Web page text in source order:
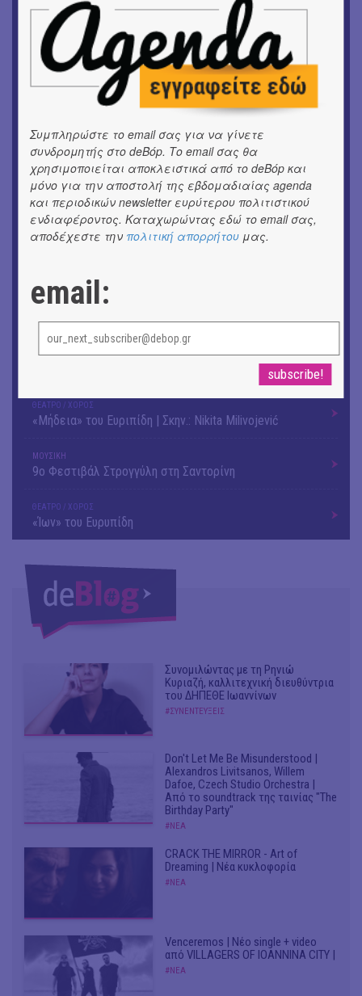
16o Samos Young Artists Festival
ΜΟΥΣΙΚΗ
Το 6ο Kournos Music Festival στη Λήμνο
«ΑΗ ΛΑΟΣ» | Ένα σκηνικό ρέκβιεμ για την ήττα ενός
λαού
ΕΙΚΑΣΤΙΚΑ
Ομαδική έκθεση | Προσωρινά για Πάντα
ΕΙΚΑΣΤΙΚΑ
Αργύρης Ραλλιάς | Λιτανεία
Θανάσης Λάλας-Κώστας Τσόκλης - Συνομιλώντας με
εικόνες και λέξεις
ΚΙΝ/ΦΟΣ
Οι γαλλικές ταινίες του 16ου Athens Open Air Film
ΘΕΑΤΡΟ / ΧΟΡΟΣ
«Μήδεια» του Ευριπίδη | Σκην.: Nikita Milivojević
ΜΟΥΣΙΚΗ
9o Φεστιβάλ Στρογγύλη στη Σαντορίνη
ΘΕΑΤΡΟ / ΧΟΡΟΣ
«Ίων» του Ευρυπίδη
Συνομιλώντας με τη Ρηνιώ
Κυριαζή, καλλιτεχνική διευθύντρια
του ΔΗΠΕΘΕ Ιωαννίνων
#ΣΥΝΕΝΤΕΥΞΕΙΣ
Don't Let Me Be Misunderstood |
Alexandros Livitsanos, Willem
Dafoe, Czech Studio Orchestra |
Από το soundtrack της ταινίας "The
Birthday Party"
#ΝΕΑ
CRACK THE MIRROR - Art of
Dreaming | Νέα κυκλοφορία
#ΝΕΑ
Venceremos | Νέο single + video
από VILLAGERS OF IOANNINA CITY |
#ΝΕΑ
Συμπληρώστε το email σας για να γίνετε
συνδρομητής στο deBόp. Το email σας θα
χρησιμοποιείται αποκλειστικά από το deBόp και
μόνο για την αποστολή της εβδομαδιαίας agenda
και περιοδικών newsletter ευρύτερου πολιτιστικού
ενδιαφέροντος. Καταχωρώντας εδώ το email σας,
αποδέχεστε την πολιτική απορρήτου μας.
email: